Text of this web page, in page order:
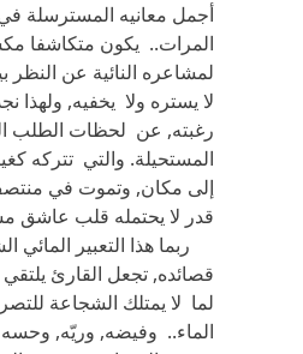
أجمل معانيه المسترسلة في
المرات.. يكون متكاشفا
لمشاعره النائية عن
لا يستره ولا يخفيه, ولهذا
رغبته, عن لحظات الطلب
المستحيلة. والتي تتركه
إلى مكان, وتموت في
قدر لا يحتمله قلب عاشق
ربما هذا التعبير
قصائده, تجعل القارئ
لما لا يمتلك الشجاعة
الماء.. وفيضه, وريّه,